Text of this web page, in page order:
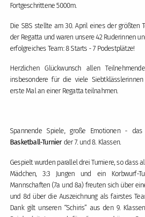
Fortgeschrittene 5000m.
Die SBS stellte am 30. April eines der größten
der Regatta und waren unsere 42 Ruderinnen
erfolgreiches Team: 8 Starts - 7 Podestplätze!
Herzlichen Glückwunsch allen
insbesondere für die viele
erste Mal an einer Regatta teilnahmen.
Spannende Spiele, große Emotionen -
Basketball-Turnierder 7. und 8. Klassen.
Gespielt wurden parallel drei Turniere, so dass
Mädchen, 3:3 Jungen und ein Korbwurf-
Mannschaften (7a und 8a) freuten sich über
und 8d über die Auszeichnung als fairstes
Dank gilt unseren “Schiris” aus den 9.